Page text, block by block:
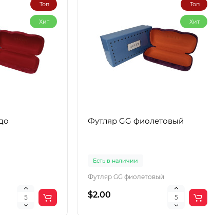
Топ
Хит
Топ
Хит
Футляр GG фиолетовый
Есть в наличии
Футляр GG фиолетовый
$2.00